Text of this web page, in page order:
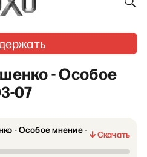
- Особое
07
- Особое мнение -
Скачать